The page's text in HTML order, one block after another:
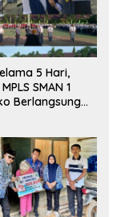
5 Hari,
SMAN 1
Berlangsung